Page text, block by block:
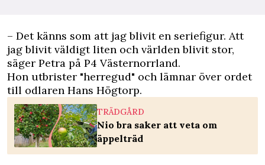
– Det känns som att jag blivit en seriefigur. Att
jag blivit väldigt liten och världen blivit stor,
säger Petra på P4 Västernorrland.
Hon utbrister "herregud" och lämnar över ordet
till odlaren Hans Högtorp.
TRÄDGÅRD
Nio bra saker att veta om
äppelträd